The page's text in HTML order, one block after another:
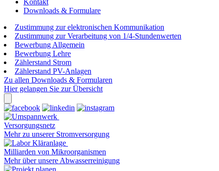
Kontakt
Downloads & Formulare
Zustimmung zur elektronischen Kommunikation
Zustimmung zur Verarbeitung von 1/4-Stundenwerten
Bewerbung Allgemein
Bewerbung Lehre
Zählerstand Strom
Zählerstand PV-Anlagen
Zu allen Downloads & Formularen
Hier gelangen Sie zur Übersicht
Versorgungsnetz
Mehr zu unserer Stromversorgung
Milliarden von Mikroorganismen
Mehr über unsere Abwasserreinigung